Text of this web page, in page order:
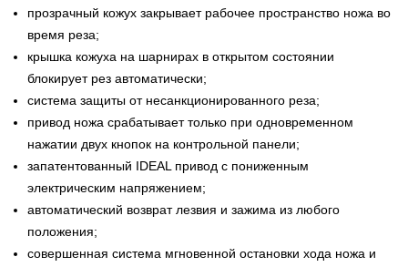
прозрачный кожух закрывает рабочее пространство ножа во
время реза;
крышка кожуха на шарнирах в открытом состоянии
блокирует рез автоматически;
система защиты от несанкционированного реза;
привод ножа срабатывает только при одновременном
нажатии двух кнопок на контрольной панели;
запатентованный IDEAL привод с пониженным
электрическим напряжением;
автоматический возврат лезвия и зажима из любого
положения;
совершенная система мгновенной остановки хода ножа и